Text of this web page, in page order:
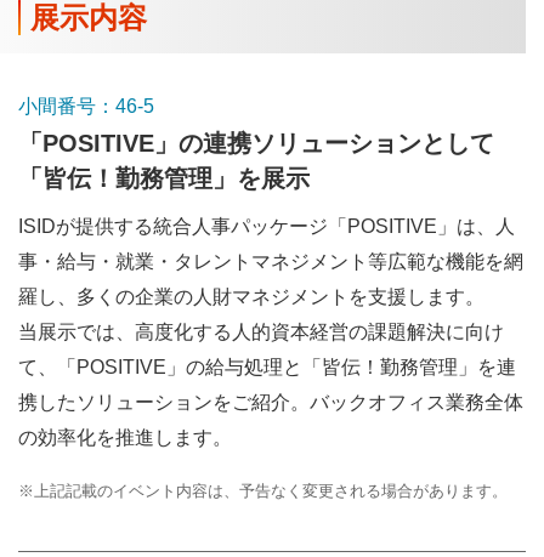
展示内容
小間番号：46-5
「POSITIVE」の連携ソリューションとして
「皆伝！勤務管理」を展示
ISIDが提供する統合人事パッケージ「POSITIVE」は、人
事・給与・就業・タレントマネジメント等広範な機能を網
羅し、多くの企業の人財マネジメントを支援します。
当展示では、高度化する人的資本経営の課題解決に向け
て、「POSITIVE」の給与処理と「皆伝！勤務管理」を連
携したソリューションをご紹介。バックオフィス業務全体
の効率化を推進します。
※上記記載のイベント内容は、予告なく変更される場合があります。